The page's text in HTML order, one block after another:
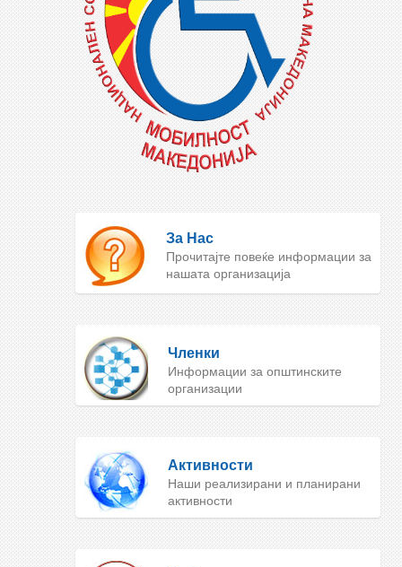
За Нас
Прочитајте повеќе информации за
нашата организација
Членки
Информации за општинските
организации
Активности
Наши реализирани и планирани
активности